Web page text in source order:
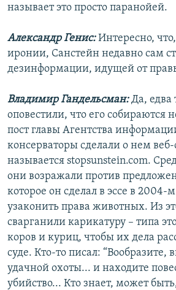
называет это просто паранойей.
Александр Генис:Интересно,
иронии, Санстейн недавно сам
дезинформации, идущей от
Владимир Гандельсман:Да, едва
оповестили, что его собираются
пост главы Агентства
консерваторы сделали о нем
называется stopsunstein.com.
они возражали против
которое он сделал в эссе в 2004-
узаконить права животных. Из
сварганили карикатуру – типа
коров и куриц, чтобы их дела
суде. Кто-то писал: “Вообразите,
удачной охоты... и находите
убийство... Кто знает, может